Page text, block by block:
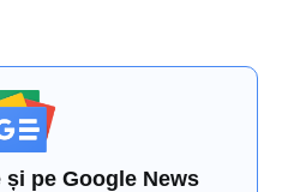
pe Google News